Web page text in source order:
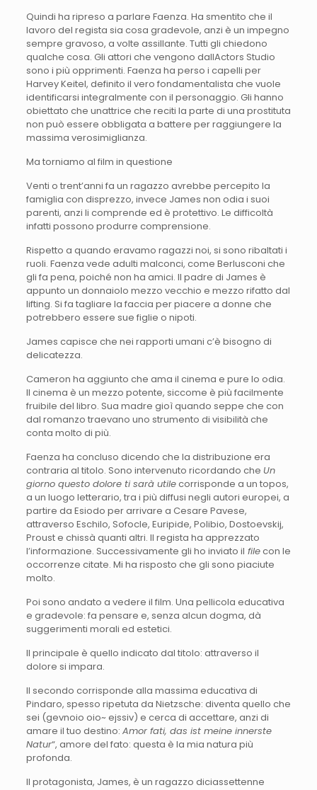
Quindi ha ripreso a parlare Faenza. Ha smentito che il
lavoro del regista sia cosa gradevole, anzi è un impegno
sempre gravoso, a volte assillante. Tutti gli chiedono
qualche cosa. Gli attori che vengono dallActors Studio
sono i più opprimenti. Faenza ha perso i capelli per
Harvey Keitel, definito il vero fondamentalista che vuole
identificarsi integralmente con il personaggio. Gli hanno
obiettato che unattrice che reciti la parte di una prostituta
non può essere obbligata a battere per raggiungere la
massima verosimiglianza.
Ma torniamo al film in questione
Venti o trent’anni fa un ragazzo avrebbe percepito la
famiglia con disprezzo, invece James non odia i suoi
parenti, anzi li comprende ed è protettivo. Le difficoltà
infatti possono produrre comprensione.
Rispetto a quando eravamo ragazzi noi, si sono ribaltati i
ruoli. Faenza vede adulti malconci, come Berlusconi che
gli fa pena, poiché non ha amici. Il padre di James è
appunto un donnaiolo mezzo vecchio e mezzo rifatto dal
lifting. Si fa tagliare la faccia per piacere a donne che
potrebbero essere sue figlie o nipoti.
James capisce che nei rapporti umani c’è bisogno di
delicatezza.
Cameron ha aggiunto che ama il cinema e pure lo odia.
Il cinema è un mezzo potente, siccome è più facilmente
fruibile del libro. Sua madre gioì quando seppe che con
dal romanzo traevano uno strumento di visibilità che
conta molto di più.
Faenza ha concluso dicendo che la distribuzione era
contraria al titolo. Sono intervenuto ricordando che Un
giorno questo dolore ti sarà utilecorrisponde a un topos,
a un luogo letterario, tra i più diffusi negli autori europei, a
partire da Esiodo per arrivare a Cesare Pavese,
attraverso Eschilo, Sofocle, Euripide, Polibio, Dostoevskij,
Proust e chissà quanti altri. Il regista ha apprezzato
l’informazione. Successivamente gli ho inviato il filecon le
occorrenze citate. Mi ha risposto che gli sono piaciute
molto.
Poi sono andato a vedere il film. Una pellicola educativa
e gradevole: fa pensare e, senza alcun dogma, dà
suggerimenti morali ed estetici.
Il principale è quello indicato dal titolo: attraverso il
dolore si impara.
Il secondo corrisponde alla massima educativa di
Pindaro, spesso ripetuta da Nietzsche: diventa quello che
sei (gevnoio oio~ ejssiv) e cerca di accettare, anzi di
amare il tuo destino: Amor fati, das ist meine innerste
Natur“, amore del fato: questa è la mia natura più
profonda.
Il protagonista, James, è un ragazzo diciassettenne